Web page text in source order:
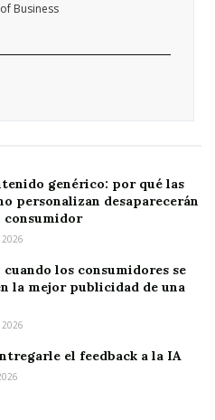
Business
genérico: por qué las
personalizan desaparecerán
consumidor
2026
cuando los consumidores se
la mejor publicidad de una
2026
el feedback a la IA